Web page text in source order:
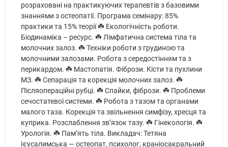
розраховані на практикуючих терапевтів з базовими
знаннями з остеопатії. Програма семінару: 85%
практики та 15% теорії ☘️ Екологічність роботи.
Біодинаміка – ресурс. ☘️ Лімфатична система тіла та
молочних залоз. ☘️ Техніки роботи з грудиною та
молочними залозами. Робота з середостінням та з
перикардом. ☘️ Мастопатія. Фібрози. Кісти та пухлини
МЗ. ☘️ Сепарація та корекція молочних залоз. ☘️
Післяопераційні рубці. ☘️ Спайки, фібрози. ☘️ Проблеми
сечостатевої системи. ☘️ Робота з тазом та органами
малого таза. Корекція та звільнення симфізу, хресця та
куприка. Розслаблення зв’язок тазу. ☘️ Гінекологія. ☘️
Урологія. ☘️ Пам’ять тіла. Викладач: Тетяна
Ієусалимська — остеопат, психолог, краніосакральний